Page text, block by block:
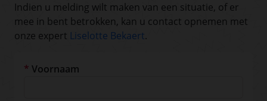
Indien u melding wilt maken van een situatie, of er
mee in bent betrokken, kan u contact opnemen met
onze expert Liselotte Bekaert.
Voornaam